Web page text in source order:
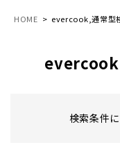
HOME evercook,通常型
検索条件